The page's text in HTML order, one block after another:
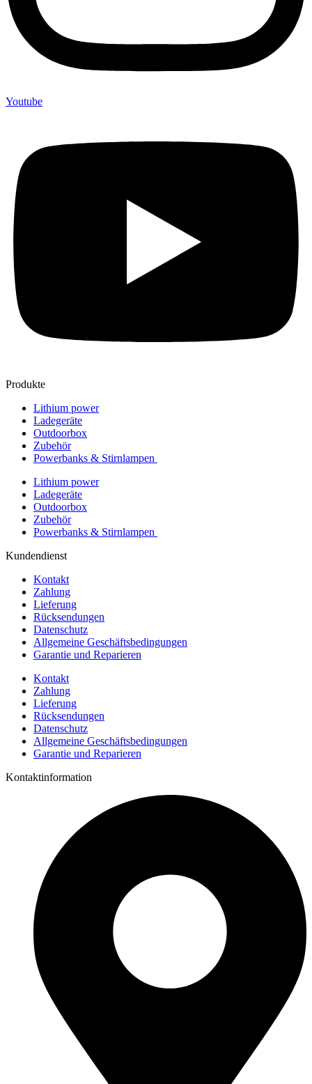
Youtube
Produkte
Lithium power
Ladegeräte
Outdoorbox
Zubehör
Powerbanks & Stirnlampen
Lithium power
Ladegeräte
Outdoorbox
Zubehör
Powerbanks & Stirnlampen
Kundendienst
Kontakt
Zahlung
Lieferung
Rücksendungen
Datenschutz
Allgemeine Geschäftsbedingungen
Garantie und Reparieren
Kontakt
Zahlung
Lieferung
Rücksendungen
Datenschutz
Allgemeine Geschäftsbedingungen
Garantie und Reparieren
Kontaktinformation